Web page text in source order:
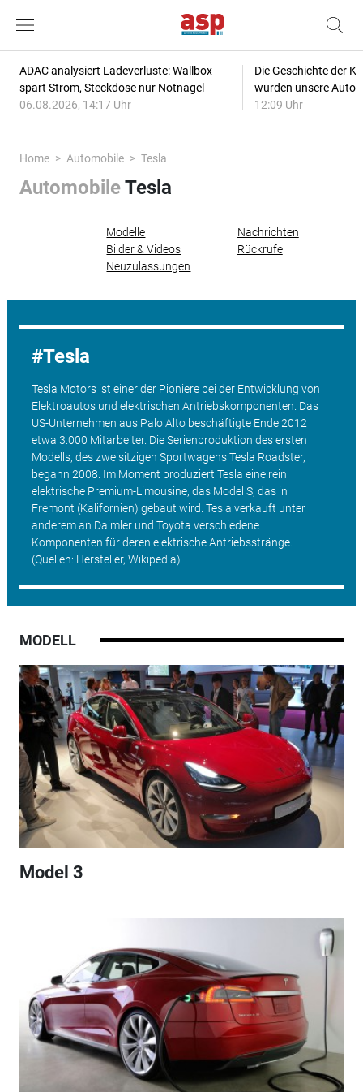
ADAC analysiert Ladeverluste: Wallbox
spart Strom, Steckdose nur Notnagel
06.08.2026, 14:17 Uhr
Die Geschichte der
wurden unsere
12:09 Uhr
Home Automobile Tesla
AutomobileTesla
Modelle
Nachrichten
Bilder & Videos
Rückrufe
Neuzulassungen
Tesla
Tesla Motors ist einer der Pioniere bei der Entwicklung von
Elektroautos und elektrischen Antriebskomponenten. Das
US-Unternehmen aus Palo Alto beschäftigte Ende 2012
etwa 3.000 Mitarbeiter. Die Serienproduktion des ersten
Modells, des zweisitzigen Sportwagens Tesla Roadster,
begann 2008. Im Moment produziert Tesla eine rein
elektrische Premium-Limousine, das Model S, das in
Fremont (Kalifornien) gebaut wird. Tesla verkauft unter
anderem an Daimler und Toyota verschiedene
Komponenten für deren elektrische Antriebsstränge.
(Quellen: Hersteller, Wikipedia)
MODELL
Model 3